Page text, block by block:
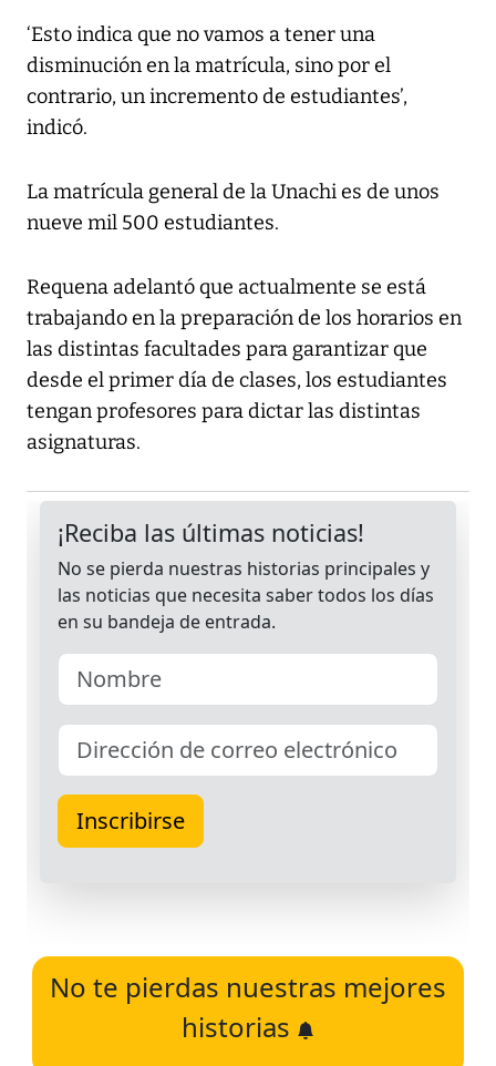
‘Esto indica que no vamos a tener una
disminución en la matrícula, sino por el
contrario, un incremento de estudiantes’,
indicó.
La matrícula general de la Unachi es de unos
nueve mil 500 estudiantes.
Requena adelantó que actualmente se está
trabajando en la preparación de los horarios en
las distintas facultades para garantizar que
desde el primer día de clases, los estudiantes
tengan profesores para dictar las distintas
asignaturas.
No te pierdas nuestras mejores
historias